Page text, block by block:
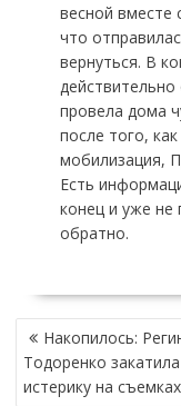
весной вместе
что
вернуться. В
провела дома
после того,
мобилизация,
Есть
конец и уже не
обратно.
НАВИГАЦИЯ
ПО
ЗАПИСЯМ
Накопилось:
Тодоренко закатила
истерику на съемках